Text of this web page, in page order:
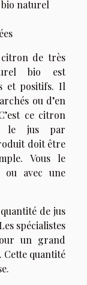
naturel
citron de très
bio est
et positifs. Il
ou d’en
ce citron
le jus par
doit être
Vous le
avec une
de jus
spécialistes
un grand
Cette quantité